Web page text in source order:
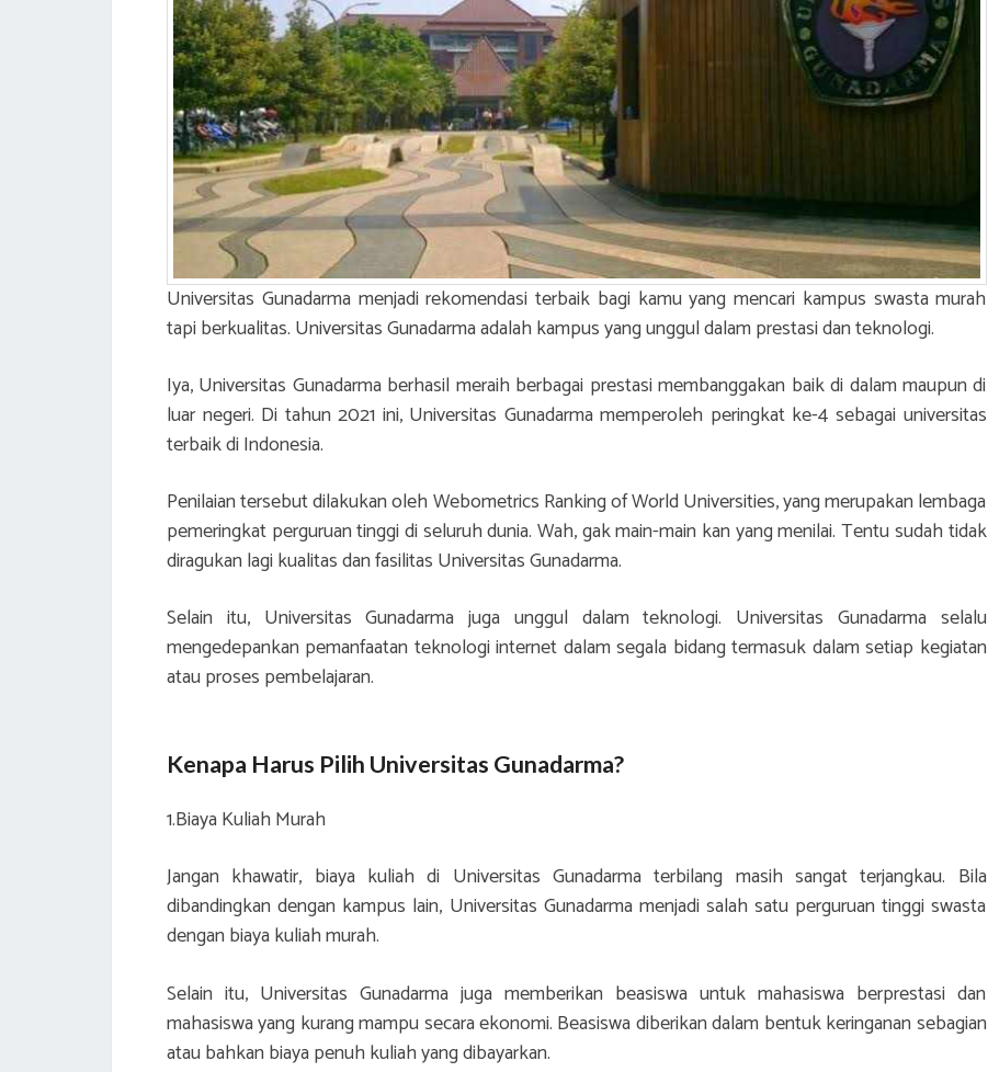
Universitas Gunadarma menjadi rekomendasi terbaik bagi kamu yang mencari kampus swasta murah
tapi berkualitas. Universitas Gunadarma adalah kampus yang unggul dalam prestasi dan teknologi.
Iya, Universitas Gunadarma berhasil meraih berbagai prestasi membanggakan baik di dalam maupun di
luar negeri. Di tahun 2021 ini, Universitas Gunadarma memperoleh peringkat ke-4 sebagai universitas
terbaik di Indonesia.
Penilaian tersebut dilakukan oleh Webometrics Ranking of World Universities, yang merupakan lembaga
pemeringkat perguruan tinggi di seluruh dunia. Wah, gak main-main kan yang menilai. Tentu sudah tidak
diragukan lagi kualitas dan fasilitas Universitas Gunadarma.
Selain itu, Universitas Gunadarma juga unggul dalam teknologi. Universitas Gunadarma selalu
mengedepankan pemanfaatan teknologi internet dalam segala bidang termasuk dalam setiap kegiatan
atau proses pembelajaran.
Kenapa Harus Pilih Universitas Gunadarma?
1.Biaya Kuliah Murah
Jangan khawatir, biaya kuliah di Universitas Gunadarma terbilang masih sangat terjangkau. Bila
dibandingkan dengan kampus lain, Universitas Gunadarma menjadi salah satu perguruan tinggi swasta
dengan biaya kuliah murah.
Selain itu, Universitas Gunadarma juga memberikan beasiswa untuk mahasiswa berprestasi dan
mahasiswa yang kurang mampu secara ekonomi. Beasiswa diberikan dalam bentuk keringanan sebagian
atau bahkan biaya penuh kuliah yang dibayarkan.